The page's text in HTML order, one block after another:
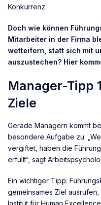
Konkurrenz.
Doch wie können
Mitarbeiter in der Firma
wetteifern, statt sich mit
auszustechen? Hier
Manager-Tipp
Ziele
Gerade Managern kommt
besondere Aufgabe zu.
vergiftet, haben die
erfüllt“, sagt
Ein wichtiger Tipp:
gemeinsames Ziel
Institut für Human Excellence